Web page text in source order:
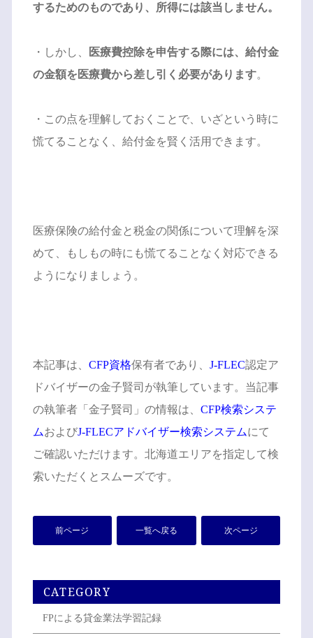
するためのものであり、所得には該当しません。
・しかし、
医療費控除を申告する際には、給付金
の金額を医療費から差し引く必要があります。
・この点を理解しておくことで、いざという時に
慌てることなく、給付金を賢く活用できます。
医療保険の給付金と税金の関係について理解を深
めて、もしもの時にも慌てることなく対応できる
ようになりましょう。
本記事は、 CFP資格保有者であり、 J-FLEC認定ア
ドバイザーの金子賢司が執筆しています。当記事
の執筆者「金子賢司」の情報は、 CFP検索システ
ムおよびJ-FLECアドバイザー検索システムにて
ご確認いただけます。北海道エリアを指定して検
索いただくとスムーズです。
前ページ 一覧へ戻る 次ページ
CATEGORY
FPによる貸金業法学習記録